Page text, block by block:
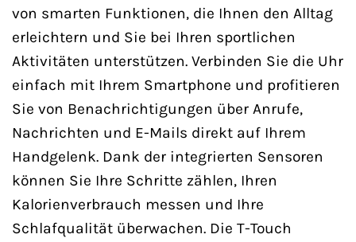
von smarten Funktionen, die Ihnen den Alltag
erleichtern und Sie bei Ihren sportlichen
Aktivitäten unterstützen. Verbinden Sie die Uhr
einfach mit Ihrem Smartphone und profitieren
Sie von Benachrichtigungen über Anrufe,
Nachrichten und E-Mails direkt auf Ihrem
Handgelenk. Dank der integrierten Sensoren
können Sie Ihre Schritte zählen, Ihren
Kalorienverbrauch messen und Ihre
Schlafqualität überwachen. Die T-Touch